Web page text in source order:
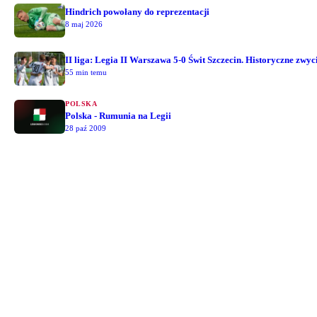
Hindrich powołany do reprezentacji
8 maj 2026
II liga: Legia II Warszawa 5-0 Świt Szczecin. Historyczne
55 min temu
POLSKA
Polska - Rumunia na Legii
28 paź 2009